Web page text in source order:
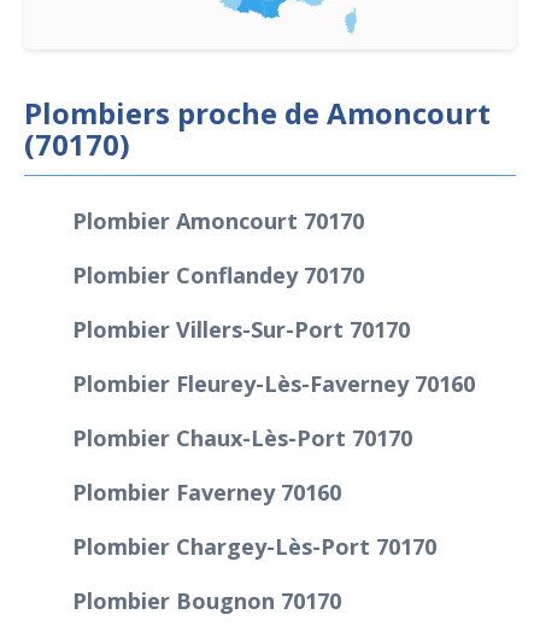
Plombiers proche de Amoncourt
(70170)
Plombier Amoncourt 70170
Plombier Conflandey 70170
Plombier Villers-Sur-Port 70170
Plombier Fleurey-Lès-Faverney 70160
Plombier Chaux-Lès-Port 70170
Plombier Faverney 70160
Plombier Chargey-Lès-Port 70170
Plombier Bougnon 70170